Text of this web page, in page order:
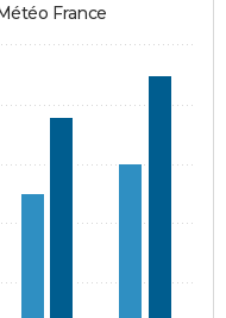
France